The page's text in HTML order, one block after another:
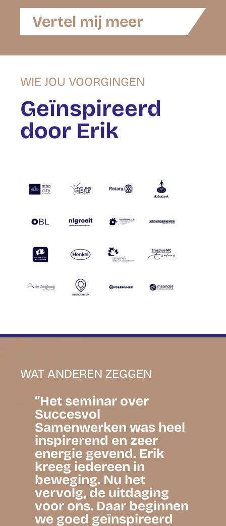
Vertel mij meer
WIE JOU VOORGINGEN
Geïnspireerd
door Erik
WAT ANDEREN ZEGGEN
“Het seminar over
Succesvol
Samenwerken was heel
inspirerend en zeer
energie gevend. Erik
kreeg iedereen in
beweging. Nu het
vervolg, de uitdaging
voor ons. Daar beginnen
we goed geïnspireerd